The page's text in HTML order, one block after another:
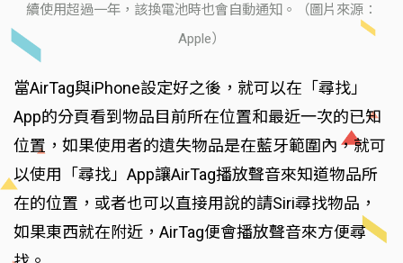
續使用超過一年，該換電池時也會自動通知。（圖片來源：
Apple）
當AirTag與iPhone設定好之後，就可以在「尋找」
App的分頁看到物品目前所在位置和最近一次的已知
位置，如果使用者的遺失物品是在藍牙範圍內，就可
以使用「尋找」App讓AirTag播放聲音來知道物品所
在的位置，或者也可以直接用說的請Siri尋找物品，
如果東西就在附近，AirTag便會播放聲音來方便尋